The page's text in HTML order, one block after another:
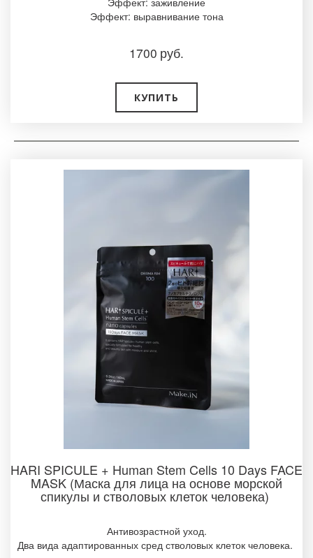
Эффект: выравнивание тона
1700 руб.
КУПИТЬ
HARI SPICULE + Human Stem Cells 10 Days FACE
MASK (Маска для лица на основе морской
спикулы и стволовых клеток человека)
Антивозрастной уход.
Два вида адаптированных сред стволовых клеток человека.